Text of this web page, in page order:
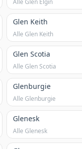
Glen Keith
Alle Glen Keith
Glen Scotia
Alle Glen Scotia
Glenburgie
Alle Glenburgie
Glenesk
Alle Glenesk